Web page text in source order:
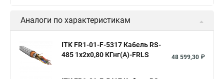
Аналоги по характеристикам
ITK FR1-01-F-5317 Кабель RS-
485 1х2х0,80 КГнг(А)-FRLS
48 599,30 ₽